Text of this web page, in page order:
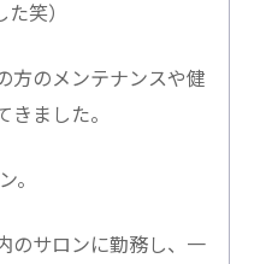
笑）
方のメンテナンスや健
ました。
。
のサロンに勤務し、一